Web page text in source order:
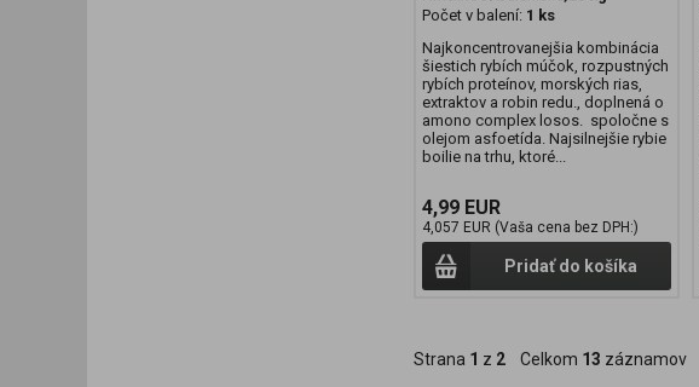
Počet v balení: 1 ks
Najkoncentrovanejšia kombinácia
šiestich rybích múčok, rozpustných
rybích proteínov, morských rias,
extraktov a robin redu., doplnená o
amono complex losos. spoločne s
olejom asfoetída. Najsilnejšie rybie
boilie na trhu, ktoré...
4,99 EUR
4,057 EUR (Vaša cena bez DPH:)
Pridať do košíka
Strana 1 z 2 Celkom 13 záznamov